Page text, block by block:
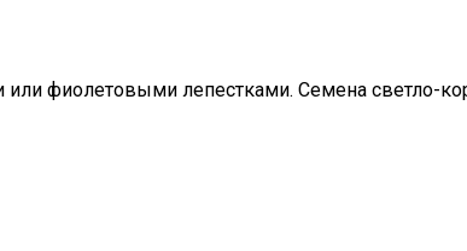
фиолетовыми лепестками. Семена светло-